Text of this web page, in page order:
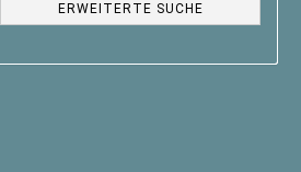
ERWEITERTE SUCHE